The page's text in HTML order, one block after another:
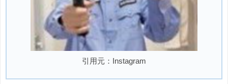
引用元：Instagram